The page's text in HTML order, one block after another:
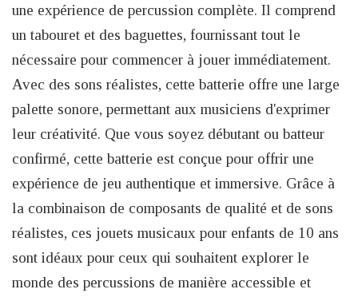
une expérience de percussion complète. Il comprend
un tabouret et des baguettes, fournissant tout le
nécessaire pour commencer à jouer immédiatement.
Avec des sons réalistes, cette batterie offre une large
palette sonore, permettant aux musiciens d'exprimer
leur créativité. Que vous soyez débutant ou batteur
confirmé, cette batterie est conçue pour offrir une
expérience de jeu authentique et immersive. Grâce à
la combinaison de composants de qualité et de sons
réalistes, ces jouets musicaux pour enfants de 10 ans
sont idéaux pour ceux qui souhaitent explorer le
monde des percussions de manière accessible et